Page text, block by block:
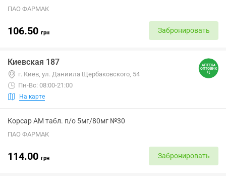
ПАО ФАРМАК
106.50 грн Забронировать
Киевская 187
г. Киев, ул. Даниила Щербаковского, 54
Пн-Вс: 08:00-21:00
На карте
Корсар АМ табл. п/о 5мг/80мг №30
ПАО ФАРМАК
114.00 грн Забронировать